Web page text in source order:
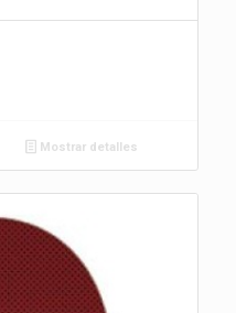
Mostrar detalles